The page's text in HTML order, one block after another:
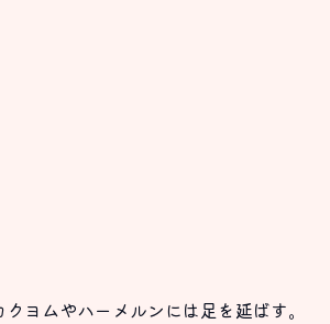
ヨムやハーメルンには足を延ばす。